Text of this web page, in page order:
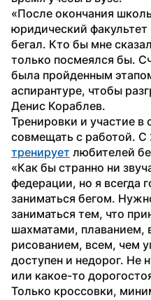
«После окончания
юридический
бегал. Кто бы мне
только посмеялся бы.
была пройденным
аспирантуре, чтобы
Денис Кораблев.
Тренировки и участие в
тренирует любителей
«Как бы странно ни
федерации, но я всегда
заниматься бегом.
заниматься тем, что
шахматами, плаванием,
рисованием, всем, чем
доступен и недорог. Не
или какое-то
Только кроссовки,